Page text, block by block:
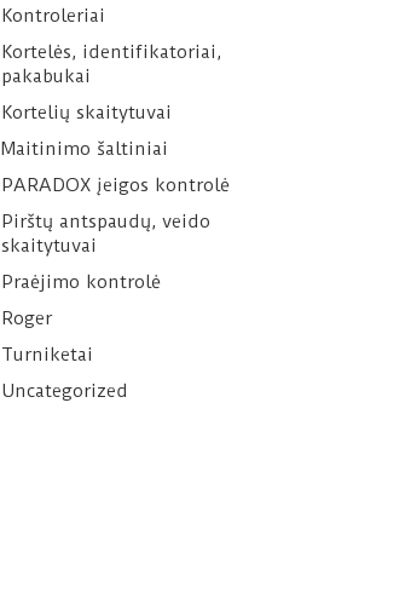
Kontroleriai
Kortelės, identifikatoriai,
pakabukai
Kortelių skaitytuvai
Maitinimo šaltiniai
PARADOX įeigos kontrolė
Pirštų antspaudų, veido
skaitytuvai
Praėjimo kontrolė
Roger
Turniketai
Uncategorized